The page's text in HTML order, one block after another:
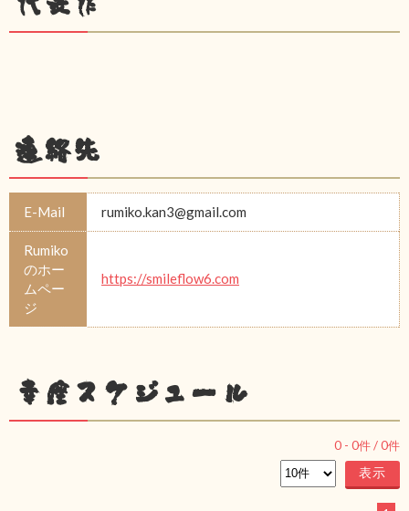
連絡先
E-Mail rumiko.kan3@gmail.com
Rumiko
のホー
ムペー
ジ
https://smileflow6.com
幸座スケジュール
0 - 0件 /0件